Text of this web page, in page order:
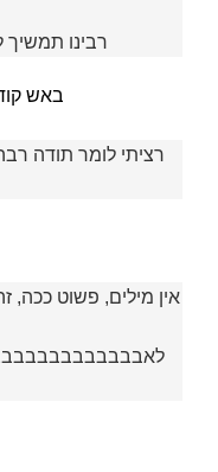
רבינו
באש
רציתי לומר תודה
אין מילים, פשוט ככה,